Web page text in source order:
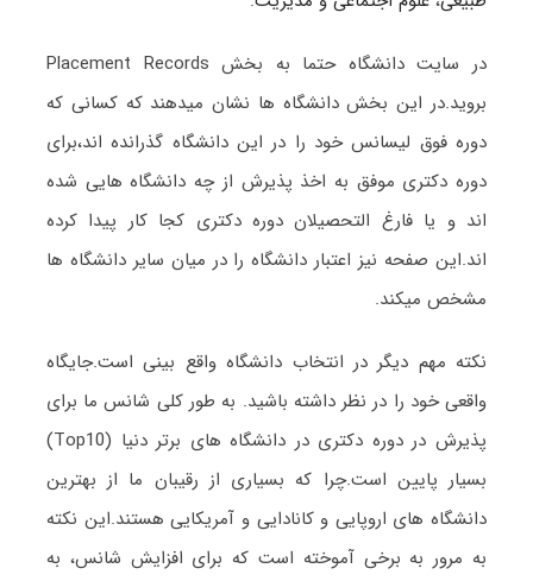
در سایت دانشگاه حتما به بخش Placement Records
بروید.در این بخش دانشگاه ها نشان میدهند که کسانی که
دوره فوق لیسانس خود را در این دانشگاه گذرانده اند،برای
دوره دکتری موفق به اخذ پذیرش از چه دانشگاه هایی شده
اند و یا فارغ التحصیلان دوره دکتری کجا کار پیدا کرده
اند.این صفحه نیز اعتبار دانشگاه را در میان سایر دانشگاه ها
مشخص میکند.
نکته مهم دیگر در انتخاب دانشگاه واقع بینی است.جایگاه
واقعی خود را در نظر داشته باشید. به طور کلی شانس ما برای
پذیرش در دوره دکتری در دانشگاه های برتر دنیا (Top10)
بسیار پایین است.چرا که بسیاری از رقیبان ما از بهترین
دانشگاه های اروپایی و کانادایی و آمریکایی هستند.این نکته
به مرور به برخی آموخته است که برای افزایش شانس، به